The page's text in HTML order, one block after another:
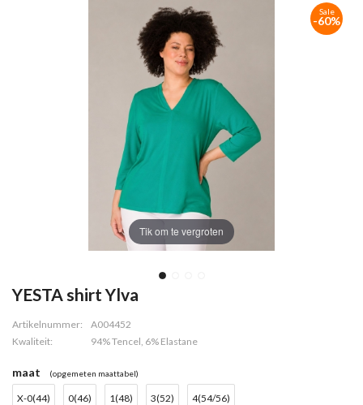
Tik om te vergroten
Sale
-60%
YESTA shirt Ylva
Artikelnummer:
A004452
Kwaliteit:
94% Tencel, 6% Elastane
maat (opgemeten maattabel)
X-0(44) 0(46) 1(48) 3(52) 4(54/56)